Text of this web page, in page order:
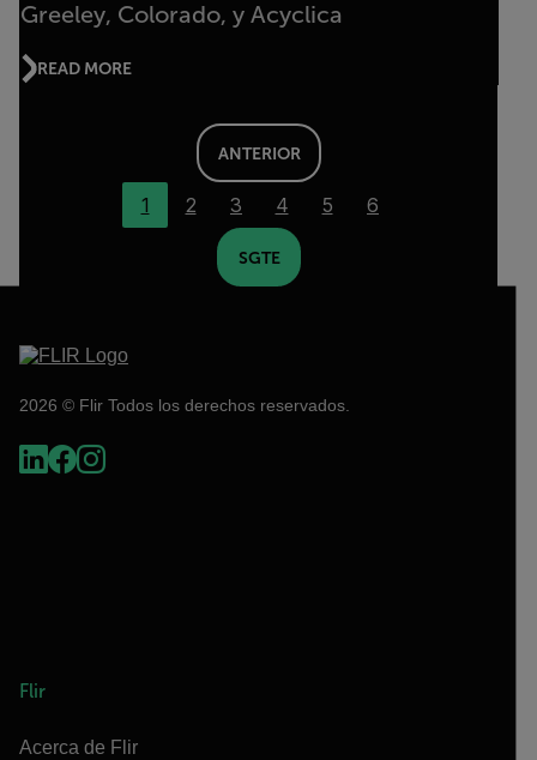
Greeley, Colorado, y Acyclica
READ MORE
ANTERIOR
1 2 3 4 5 6
SGTE
2026 © Flir Todos los derechos reservados.
Flir
Acerca de Flir